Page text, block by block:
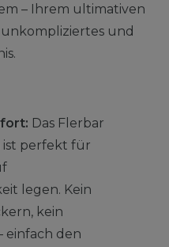
– Ihrem ultimativen
und
Das Flerbar
ist perfekt für
legen. Kein
kein
einfach den